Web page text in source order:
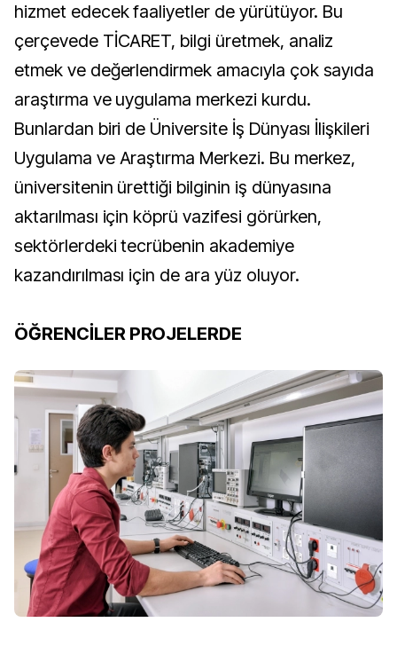
hizmet edecek faaliyetler de yürütüyor. Bu
çerçevede TİCARET, bilgi üretmek, analiz
etmek ve değerlendirmek amacıyla çok sayıda
araştırma ve uygulama merkezi kurdu.
Bunlardan biri de Üniversite İş Dünyası İlişkileri
Uygulama ve Araştırma Merkezi. Bu merkez,
üniversitenin ürettiği bilginin iş dünyasına
aktarılması için köprü vazifesi görürken,
sektörlerdeki tecrübenin akademiye
kazandırılması için de ara yüz oluyor.
ÖĞRENCİLER PROJELERDE